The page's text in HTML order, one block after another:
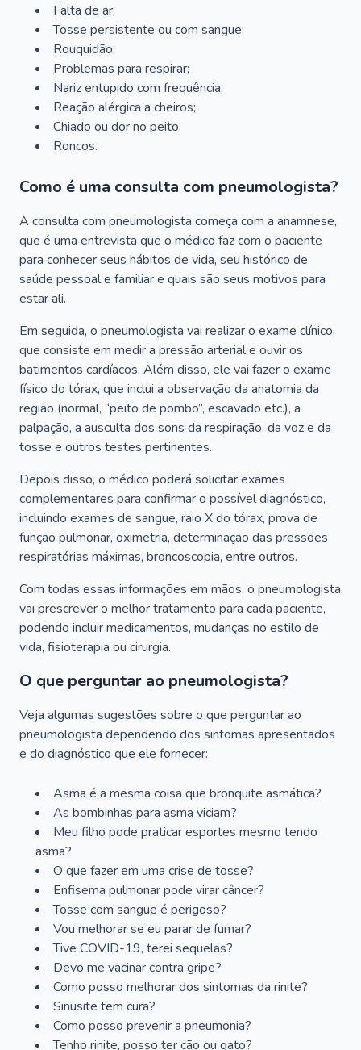
Falta de ar;
Tosse persistente ou com sangue;
Rouquidão;
Problemas para respirar;
Nariz entupido com frequência;
Reação alérgica a cheiros;
Chiado ou dor no peito;
Roncos.
Como é uma consulta com pneumologista?
A consulta com pneumologista começa com a anamnese,
que é uma entrevista que o médico faz com o paciente
para conhecer seus hábitos de vida, seu histórico de
saúde pessoal e familiar e quais são seus motivos para
estar ali.
Em seguida, o pneumologista vai realizar o exame clínico,
que consiste em medir a pressão arterial e ouvir os
batimentos cardíacos. Além disso, ele vai fazer o exame
físico do tórax, que inclui a observação da anatomia da
região (normal, “peito de pombo”, escavado etc.), a
palpação, a ausculta dos sons da respiração, da voz e da
tosse e outros testes pertinentes.
Depois disso, o médico poderá solicitar exames
complementares para confirmar o possível diagnóstico,
incluindo exames de sangue, raio X do tórax, prova de
função pulmonar, oximetria, determinação das pressões
respiratórias máximas, broncoscopia, entre outros.
Com todas essas informações em mãos, o pneumologista
vai prescrever o melhor tratamento para cada paciente,
podendo incluir medicamentos, mudanças no estilo de
vida, fisioterapia ou cirurgia.
O que perguntar ao pneumologista?
Veja algumas sugestões sobre o que perguntar ao
pneumologista dependendo dos sintomas apresentados
e do diagnóstico que ele fornecer:
Asma é a mesma coisa que bronquite asmática?
As bombinhas para asma viciam?
Meu filho pode praticar esportes mesmo tendo
asma?
O que fazer em uma crise de tosse?
Enfisema pulmonar pode virar câncer?
Tosse com sangue é perigoso?
Vou melhorar se eu parar de fumar?
Tive COVID-19, terei sequelas?
Devo me vacinar contra gripe?
Como posso melhorar dos sintomas da rinite?
Sinusite tem cura?
Como posso prevenir a pneumonia?
Tenho rinite, posso ter cão ou gato?